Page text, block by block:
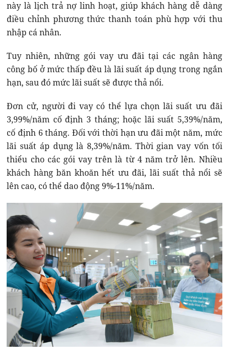
này là lịch trả nợ linh hoạt, giúp khách hàng dễ dàng
điều chỉnh phương thức thanh toán phù hợp với thu
nhập cá nhân.
Tuy nhiên, những gói vay ưu đãi tại các ngân hàng
công bố ở mức thấp đều là lãi suất áp dụng trong ngắn
hạn, sau đó mức lãi suất sẽ được thả nổi.
Đơn cử, người đi vay có thể lựa chọn lãi suất ưu đãi
3,99%/năm cố định 3 tháng; hoặc lãi suất 5,39%/năm,
cố định 6 tháng. Đối với thời hạn ưu đãi một năm, mức
lãi suất áp dụng là 8,39%/năm. Thời gian vay vốn tối
thiểu cho các gói vay trên là từ 4 năm trở lên. Nhiều
khách hàng băn khoăn hết ưu đãi, lãi suất thả nổi sẽ
lên cao, có thể dao động 9%-11%/năm.